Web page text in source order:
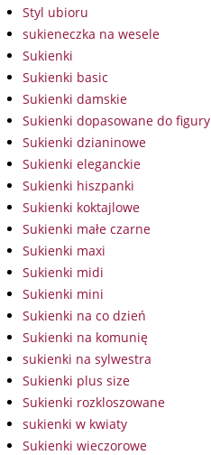
Styl ubioru
sukieneczka na wesele
Sukienki
Sukienki basic
Sukienki damskie
Sukienki dopasowane do figury
Sukienki dzianinowe
Sukienki eleganckie
Sukienki hiszpanki
Sukienki koktajlowe
Sukienki małe czarne
Sukienki maxi
Sukienki midi
Sukienki mini
Sukienki na co dzień
Sukienki na komunię
sukienki na sylwestra
Sukienki plus size
Sukienki rozkloszowane
sukienki w kwiaty
Sukienki wieczorowe